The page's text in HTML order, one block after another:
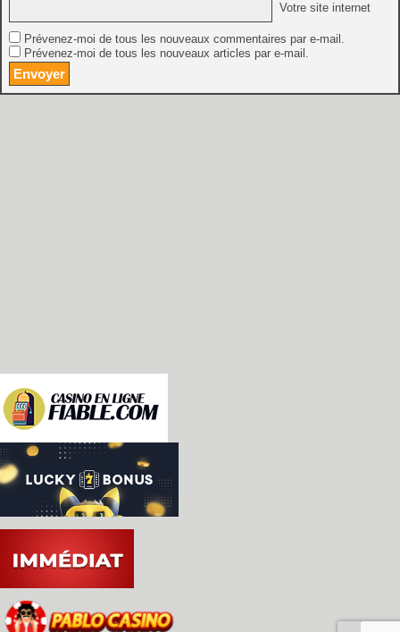
Votre site internet
Prévenez-moi de tous les nouveaux commentaires par e-mail.
Prévenez-moi de tous les nouveaux articles par e-mail.